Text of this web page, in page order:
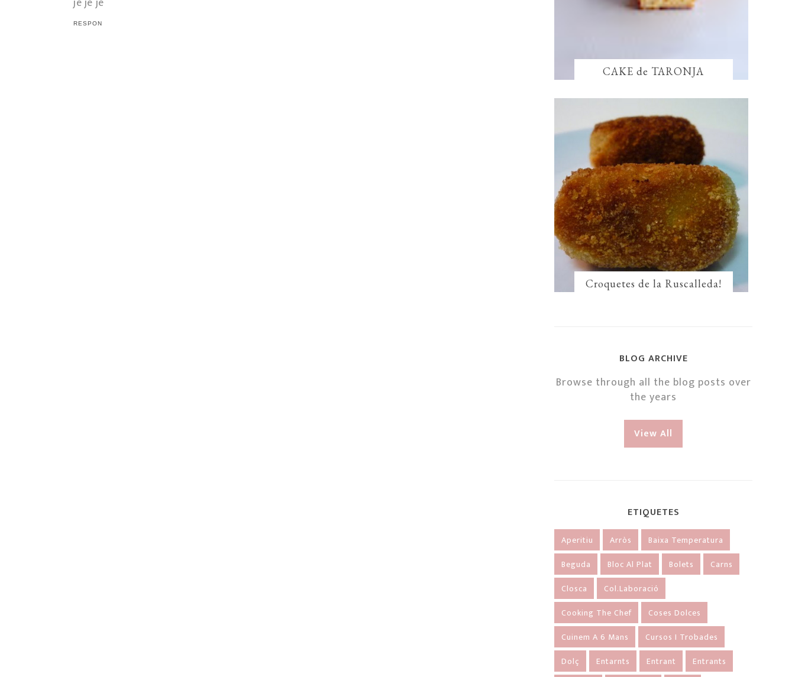
RESPON
CAKE de TARONJA
Croquetes de la Ruscalleda!
BLOG ARCHIVE
Browse through all the blog posts over
the years
View All
ETIQUETES
Aperitiu Arròs
Baixa Temperatura
Beguda
Bloc Al Plat Bolets
Carns
Closca
Col.laboració
Cooking The Chef
Coses Dolces
Cuinem A 6 Mans
Cursos I Trobades
Dolç
Entarnts Entrant Entrants